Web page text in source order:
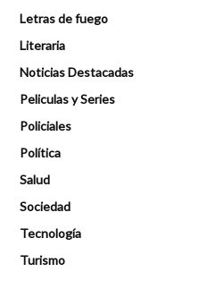
Letras de fuego
Literaria
Noticias Destacadas
Peliculas y Series
Policiales
Política
Salud
Sociedad
Tecnología
Turismo